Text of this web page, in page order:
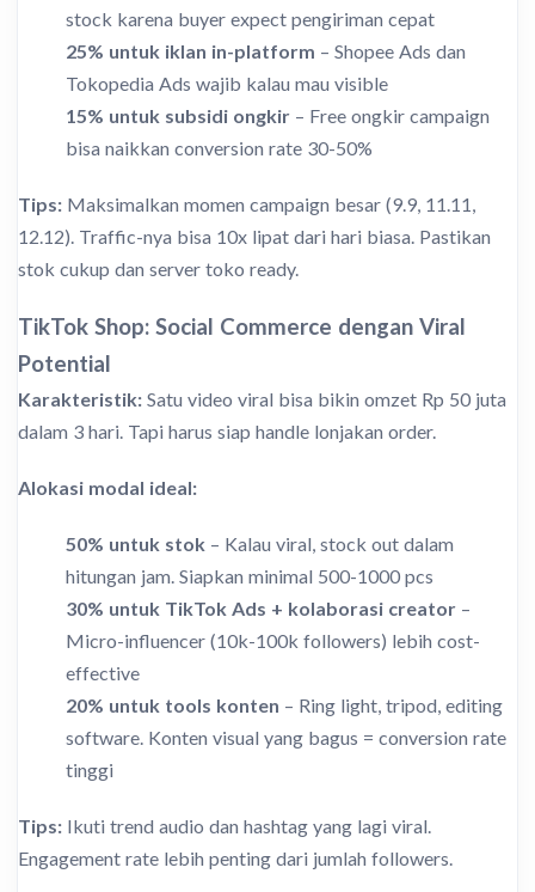
stock karena buyer expect pengiriman cepat
25% untuk iklan in-platform – Shopee Ads dan
Tokopedia Ads wajib kalau mau visible
15% untuk subsidi ongkir – Free ongkir campaign
bisa naikkan conversion rate 30-50%
Tips: Maksimalkan momen campaign besar (9.9, 11.11,
12.12). Traffic-nya bisa 10x lipat dari hari biasa. Pastikan
stok cukup dan server toko ready.
TikTok Shop: Social Commerce dengan Viral
Potential
Karakteristik: Satu video viral bisa bikin omzet Rp 50 juta
dalam 3 hari. Tapi harus siap handle lonjakan order.
Alokasi modal ideal:
50% untuk stok – Kalau viral, stock out dalam
hitungan jam. Siapkan minimal 500-1000 pcs
30% untuk TikTok Ads + kolaborasi creator –
Micro-influencer (10k-100k followers) lebih cost-
effective
20% untuk tools konten – Ring light, tripod, editing
software. Konten visual yang bagus = conversion rate
tinggi
Tips: Ikuti trend audio dan hashtag yang lagi viral.
Engagement rate lebih penting dari jumlah followers.